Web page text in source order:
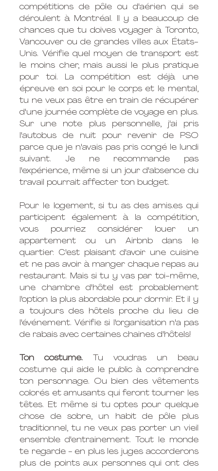
compétitions de pôle ou d'aérien qui se
déroulent à Montréal. Il y a beaucoup de
chances que tu doives voyager à Toronto,
Vancouver ou de grandes villes aux États-
Unis. Vérifie quel moyen de transport est
le moins cher, mais aussi le plus pratique
pour toi. La compétition est déjà une
épreuve en soi pour le corps et le mental,
tu ne veux pas être en train de récupérer
d'une journée complète de voyage en plus.
Sur une note plus personnelle, j'ai pris
l'autobus de nuit pour revenir de PSO
parce que je n'avais pas pris congé le lundi
suivant. Je ne recommande pas
l'expérience, même si un jour d'absence du
travail pourrait affecter ton budget.
Pour le logement, si tu as des amis.es qui
participent également à la compétition,
vous pourriez considérer louer un
appartement ou un Airbnb dans le
quartier. C'est plaisant d'avoir une cuisine
et ne pas avoir à manger chaque repas au
restaurant. Mais si tu y vas par toi-même,
une chambre d'hôtel est probablement
l'option la plus abordable pour dormir. Et il y
a toujours des hôtels proche du lieu de
l'événement. Vérifie si l'organisation n'a pas
de rabais avec certaines chaines d'hôtels!
Ton costume.
Tu voudras un beau
costume qui aide le public à comprendre
ton personnage. Ou bien des vêtements
colorés et amusants qui feront tourner les
têtes. Et même si tu optes pour quelque
chose de sobre, un habit de pôle plus
traditionnel, tu ne veux pas porter un vieil
ensemble d'entrainement. Tout le monde
te regarde - en plus les juges accorderons
plus de points aux personnes qui ont des